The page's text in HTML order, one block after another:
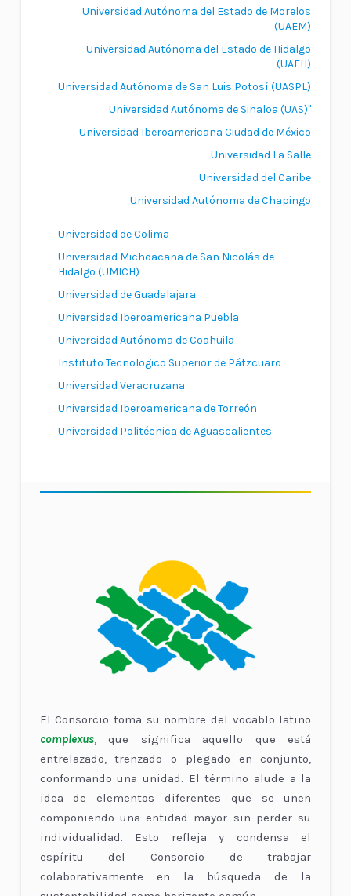
Universidad Autónoma del Estado de Morelos
(UAEM)
Universidad Autónoma del Estado de Hidalgo
(UAEH)
Universidad Autónoma de San Luis Potosí (UASPL)
Universidad Autónoma de Sinaloa (UAS)"
Universidad Iberoamericana Ciudad de México
Universidad La Salle
Universidad del Caribe
Universidad Autónoma de Chapingo
Universidad de Colima
Universidad Michoacana de San Nicolás de
Hidalgo (UMICH)
Universidad de Guadalajara
Universidad Iberoamericana Puebla
Universidad Autónoma de Coahuila
Instituto Tecnologico Superior de Pátzcuaro
Universidad Veracruzana
Universidad Iberoamericana de Torreón
Universidad Politécnica de Aguascalientes
El Consorcio toma su nombre del vocablo latino
complexus, que significa aquello que está
entrelazado, trenzado o plegado en conjunto,
conformando una unidad. El término alude a la
idea de elementos diferentes que se unen
componiendo una entidad mayor sin perder su
individualidad. Esto refleja y condensa el
espíritu del Consorcio de trabajar
colaborativamente en la búsqueda de la